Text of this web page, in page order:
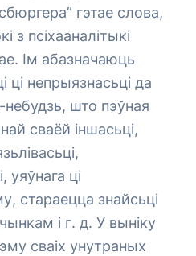
гэтае слова,
з псіхааналітыкі
Ім абазначаюць
ці непрыязнасьці да
небудзь, што пэўная
сваёй іншасьці,
уяўнага ці
стараецца знайсьці
і г. д. У выніку
сваіх унутраных